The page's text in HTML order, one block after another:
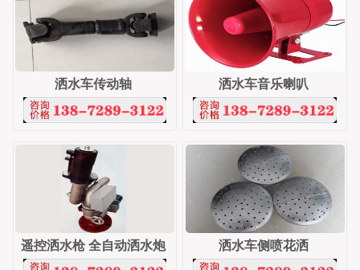
洒水车传动轴 洒水车音乐喇叭
遥控洒水枪 全自动洒水炮 洒水车侧喷花洒